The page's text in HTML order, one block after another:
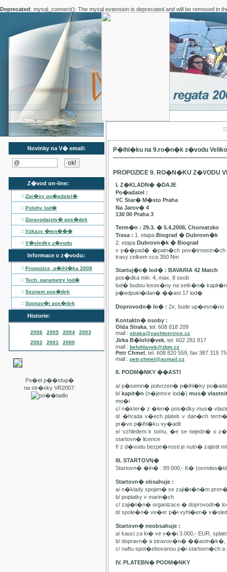
Deprecated: mysql_connect(): The mysql extension is deprecated and will be removed in
Novinky na V� email:
Z�vod on-line:
:: Zpr�vy po�adatel�
:: Polohy lod�
:: Zpravodajstv� pos�dek
:: Vzkazy �ten���
:: V�sledky z�vodu
Informace o z�vodu:
:: Propozice, p�ihl�ka 2008
:: Tech. parametry lod�
:: Seznam pos�dek
:: Sponzo�i pos�dek
Historie:
2006 2005 2004
2003
2002
2001 2000
Po�et p��stup�
na str�nky VR2007:
P�ihl�ku na 9.ro�n�k z�vodu
PROPOZICE 9. RO�N�KU Z�VODU
I. Z�KLADN� �DAJE
Po�adatel :
YC Star� M�sto Praha
Na Jarov� 4
130 00 Praha 3
Term�n : 29.3. � 5.4.2008, Chorvatsko
Trasa : 1. etapa Biograd � Dubrovn�k
2. etapa Dubrovn�k � Biograd
v p��pad� �patn�ch pov�trnostn�ch
trasy celkem cca 350 Nm
Startuj�c� lod� : BAVARIA 42 Match
pos�dka min. 4, max. 8 osob
lod� budou losov�ny na setk�n�
p�edpokl�dan� ��ast 17 lod�
Doprovodn� lo� : 2x, bude up�esn�no
Kontaktn� osoby :
Olda Straka , tel. 608 818 209
mail : straka@yachtservice.cz
Jirka B�lohl�vek , tel. 602 281 817
mail : belohlavek@zbm.cz
Petr Chmel , tel. 608 820 559, fax 387 315
mail : petr.chmel@acmail.cz
II. PODM�NKY ��ASTI
a/ p�semn� potvrzen� p�ihl�ky
b/kapit�n(n�jemce lod�) mus�
mo�i
c/ n�kter� z �len� pos�dky mus�
d/ �hrada v�ech plateb v dan�ch
pr�vo p�ihl�ku vy�adit
e/ vzhledem k tomu, �e se nejedn� o
startovn� licence
f/ z d�vodu bezpe�nosti je nutn� zajistit
III. STARTOVN�
Startovn� �in� : 89.000,- K�
Startovn� obsahuje :
a/ n�klady spojen� se zaji�t�n�m
b/ poplatky v marin�ch
c/ zaji�t�n� organizace � doprovodn�
d/ spole�n� ve�er p�i vyhl�en�
Startovn� neobsahuje :
a/ kauci za lo� ve v��i 3.000,- EUR,
b/ dopravn� a stravov�n� ��astn�k�,
c/ naftu spot�ebovanou p�i startovn�ch
IV. PLATEBN� PODM�NKY